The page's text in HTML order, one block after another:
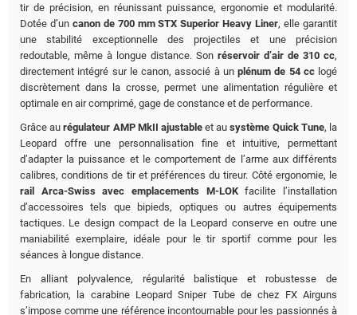
tir de précision, en réunissant puissance, ergonomie et modularité.
Dotée d’un canon de 700 mm STX Superior Heavy Liner, elle garantit
une stabilité exceptionnelle des projectiles et une précision
redoutable, même à longue distance. Son réservoir d’air de 310 cc,
directement intégré sur le canon, associé à un plénum de 54 cclogé
discrètement dans la crosse, permet une alimentation régulière et
optimale en air comprimé, gage de constance et de performance.
Grâce aurégulateur AMP MkII ajustableet ausystème Quick Tune, la
Leopard offre une personnalisation fine et intuitive, permettant
d’adapter la puissance et le comportement de l’arme aux différents
calibres, conditions de tir et préférences du tireur. Côté ergonomie, le
rail Arca-Swiss avec emplacements M-LOKfacilite l’installation
d’accessoires tels que bipieds, optiques ou autres équipements
tactiques. Le design compact de la Leopard conserve en outre une
maniabilité exemplaire, idéale pour le tir sportif comme pour les
séances à longue distance.
En alliant polyvalence, régularité balistique et robustesse de
fabrication, la carabine Leopard Sniper Tube de chez FX Airguns
s’impose comme une référence incontournable pour les passionnés à